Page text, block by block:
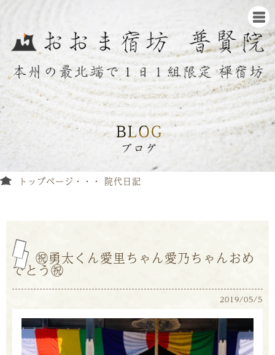
トップページ 院代日記
㊗️勇太くん愛里ちゃん愛乃ちゃんおめ
でとう㊗️
2019/05/5